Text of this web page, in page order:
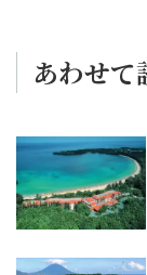
あわせて